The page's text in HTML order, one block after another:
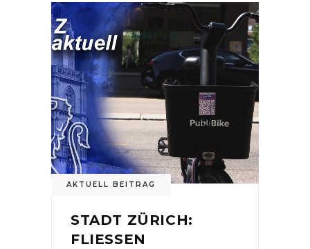
AKTUELL BEITRAG
STADT ZÜRICH:
FLIESSEN